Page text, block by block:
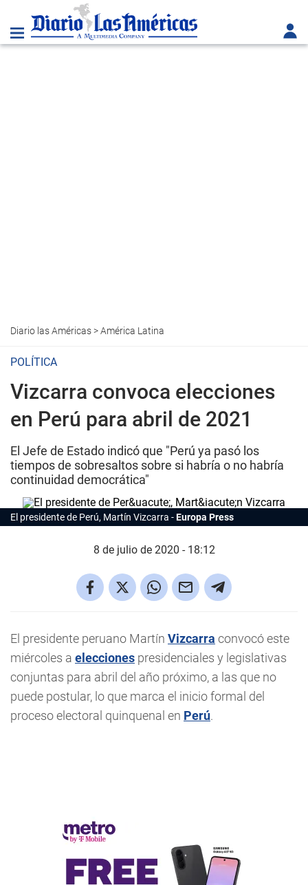
Diario las Américas>América Latina
POLÍTICA
Vizcarra convoca elecciones
en Perú para abril de 2021
El Jefe de Estado indicó que "Perú ya pasó los
tiempos de sobresaltos sobre si habría o no habría
continuidad democrática"
El presidente de Perú, Martín Vizcarra Europa Press
8 de julio de 2020 - 18:12
El presidente peruano Martín Vizcarra convocó este
miércoles a elecciones presidenciales y legislativas
conjuntas para abril del año próximo, a las que no
puede postular, lo que marca el inicio formal del
proceso electoral quinquenal en Perú.